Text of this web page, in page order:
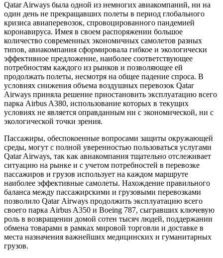
Qatar Airways была одной из немногих авиакомпаний, ни на
один день не прекращавших полеты в период глобального
кризиса авиаперевозок, спровоцированного пандемией
коронавируса. Имея в своем распоряжении большое
количество современных экономичных самолетов разных
типов, авиакомпания сформировала гибкое и экологически
эффективное предложение, наиболее соответствующее
потребностям каждого из рынков и позволяющее ей
продолжать полеты, несмотря на общее падение спроса. В
условиях снижения объема воздушных перевозок Qatar
Airways приняла решение приостановить эксплуатацию всего
парка Airbus A380, использование которых в текущих
условиях не является оправданным ни с экономической, ни с
экологической точки зрения.
Пассажиры, обеспокоенные вопросами защиты окружающей
среды, могут с полной уверенностью пользоваться услугами
Qatar Airways, так как авиакомпания тщательно отслеживает
ситуацию на рынке и с учетом потребностей в перевозке
пассажиров и грузов использует на каждом маршруте
наиболее эффективные самолеты. Нахождение правильного
баланса между пассажирскими и грузовыми перевозками
позволило Qatar Airways продолжить эксплуатацию всего
своего парка Airbus A350 и Boeing 787, сыгравших ключевую
роль в возвращении домой сотен тысяч людей, поддержании
обмена товарами в рамках мировой торговли и доставке в
места назначения важнейших медицинских и гуманитарных
грузов.